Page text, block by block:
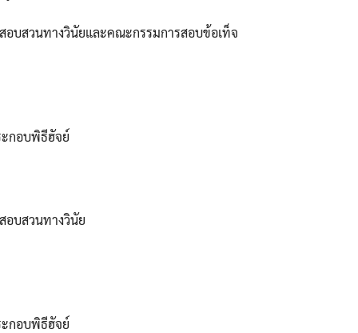
อบสวนทางวินัยและคณะกรรมการสอบข้อเท็จ
ะกอบพิธีฮัจย์
อบสวนทางวินัย
ะกอบพิธีฮัจย์